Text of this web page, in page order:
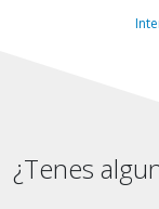
¿Tenes